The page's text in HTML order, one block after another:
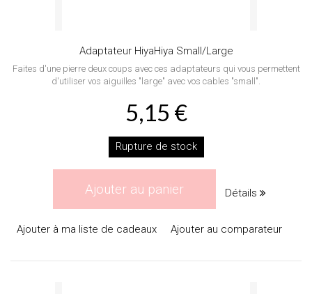
Adaptateur HiyaHiya Small/Large
Faites d'une pierre deux coups avec ces adaptateurs qui vous permettent
d'utiliser vos aiguilles "large" avec vos cables "small".
5,15 €
Rupture de stock
Ajouter au panier Détails
Ajouter à ma liste de cadeaux Ajouter au comparateur